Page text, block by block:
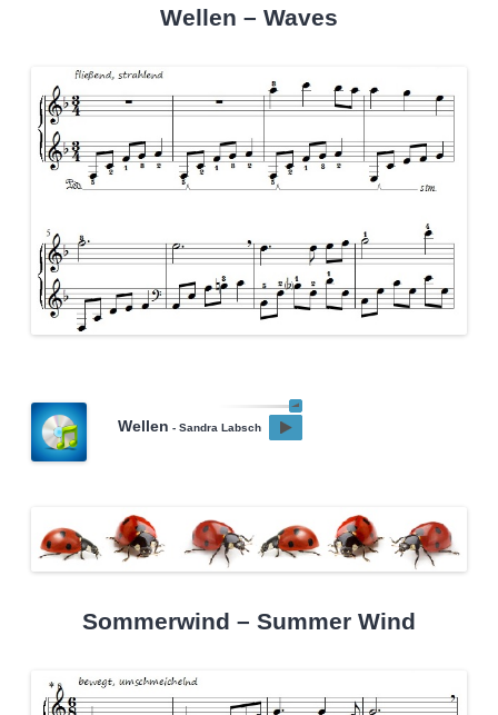
Wellen – Waves
Wellen - Sandra Labsch
Sommerwind – Summer Wind